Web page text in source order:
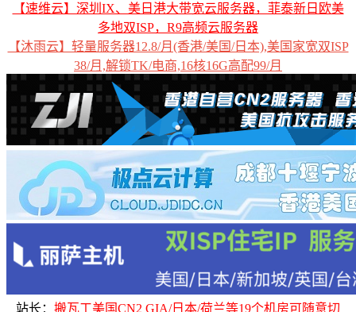
【速维云】深圳IX、美日港大带宽云服务器，菲泰新日欧美
多地双ISP，R9高频云服务器
【沐雨云】轻量服务器12.8/月(香港/美国/日本),美国家宽双ISP
38/月,解锁TK/电商,16核16G高配99/月
站长： 搬瓦工美国CN2 GIA/日本/荷兰等19个机房可随意切